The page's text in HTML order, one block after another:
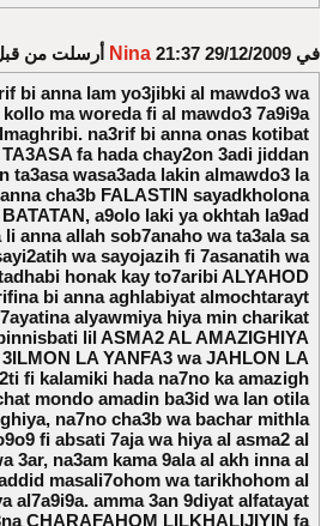
Nina
في 29/12/2009 21:37
bi anna lam yo3jibki al mawdo3 wa
ma woreda fi al mawdo3 7a9i9a
na3rif bi anna onas kotibat
fa hada chay2on 3adi jiddan
ta3asa wasa3ada lakin almawdo3 la
cha3b FALASTIN sayadkholona
a9olo laki ya okhtah la9ad
anna allah sob7anaho wa ta3ala sa
wa sayojazih fi 7asanatih wa
honak kay to7aribi ALYAHOD
bi anna aghlabiyat almochtarayt
alyawmiya hiya min charikat
lil ASMA2 AL AMAZIGHIYA
LA YANFA3 wa JAHLON LA
fi kalamiki hada na7no ka amazigh
mondo amadin ba3id wa lan otila
na7no cha3b wa bachar mithla
fi absati 7aja wa hiya al asma2 al
3ar, na3am kama 9ala al akh inna al
masali7ohom wa tarikhohom al
al7a9i9a. amma 3an 9diyat alfatayat
CHARAFAHOM LILKHALIJIYIN fa